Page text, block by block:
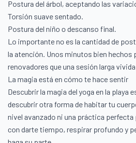
Postura del árbol, aceptando las
Torsión suave sentado.
Postura del niño o descanso final.
Lo importante no es la cantidad de
la atención. Unos minutos bien hechos
renovadores que una sesión larga
La magia está en cómo te hace sentir
Descubrir la magia del yoga en la playa
descubrir otra forma de habitar tu
nivel avanzado ni una práctica
con darte tiempo, respirar profundo y